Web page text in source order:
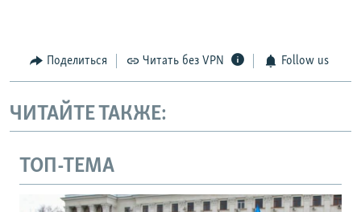
Поделиться Читать без VPN Follow us
ЧИТАЙТЕ ТАКЖЕ:
ТОП-ТЕМА